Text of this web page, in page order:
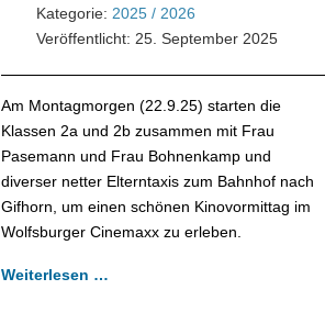
Kategorie: 2025 / 2026
Veröffentlicht: 25. September 2025
Am Montagmorgen (22.9.25) starten die
Klassen 2a und 2b zusammen mit Frau
Pasemann und Frau Bohnenkamp und
diverser netter Elterntaxis zum Bahnhof nach
Gifhorn, um einen schönen Kinovormittag im
Wolfsburger Cinemaxx zu erleben.
Weiterlesen …